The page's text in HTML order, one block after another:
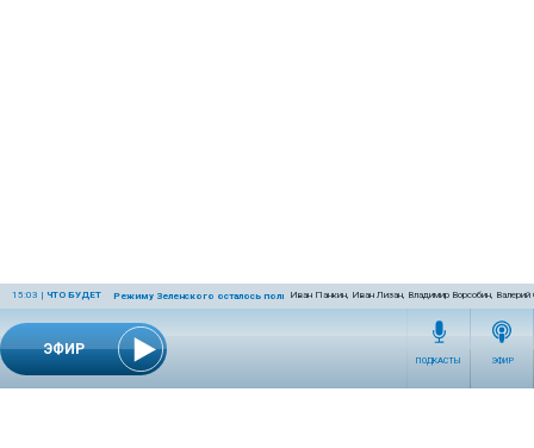
ЭФИР
15:03 | ЧТО БУДЕТ Режиму Зеленского осталось полгодаИван Панкин, Иван Лизан, Владимир Ворсобин, Валерий
ПОДКАСТЫ ЭФИР